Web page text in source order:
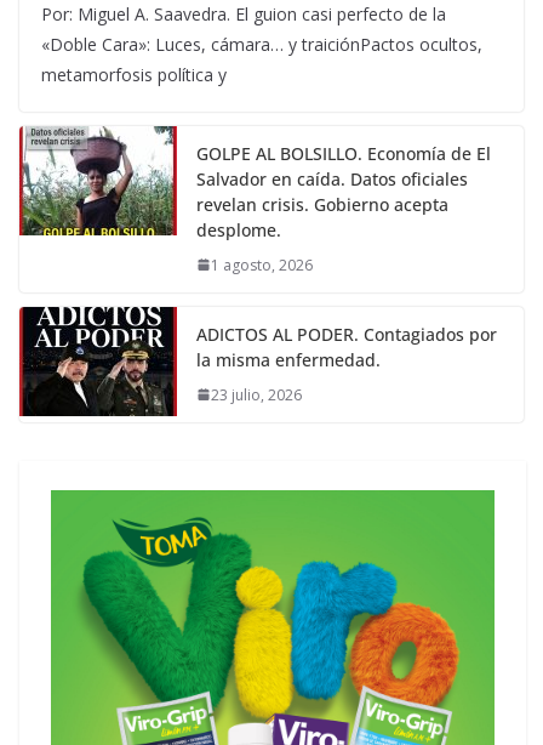
Por: Miguel A. Saavedra. El guion casi perfecto de la
«Doble Cara»: Luces, cámara… y traiciónPactos ocultos,
metamorfosis política y
GOLPE AL BOLSILLO. Economía de El
Salvador en caída. Datos oficiales
revelan crisis. Gobierno acepta
desplome.
1 agosto, 2026
ADICTOS AL PODER. Contagiados por
la misma enfermedad.
23 julio, 2026